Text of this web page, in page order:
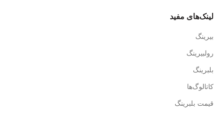
لینک‌های مفید
بیرینگ
رولبیرینگ
بلبرینگ
کاتالوگ‌ها
قیمت بلبرینگ